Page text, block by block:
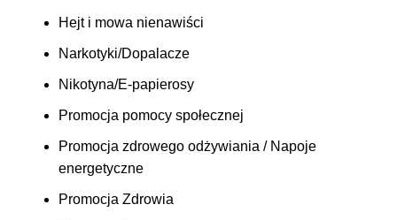
Hejt i mowa nienawiści
Narkotyki/Dopalacze
Nikotyna/E-papierosy
Promocja pomocy społecznej
Promocja zdrowego odżywiania / Napoje
energetyczne
Promocja Zdrowia